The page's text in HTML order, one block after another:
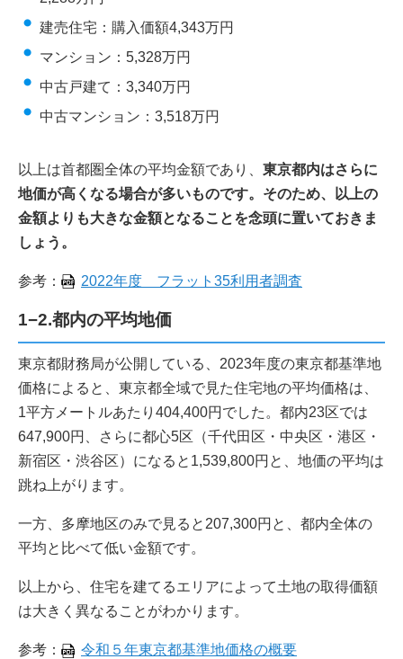
建売住宅：購入価額4,343万円
マンション：5,328万円
中古戸建て：3,340万円
中古マンション：3,518万円
以上は首都圏全体の平均金額であり、 東京都内はさらに
地価が高くなる場合が多いものです。そのため、以上の
金額よりも大きな金額となることを念頭に置いておきま
しょう。
参考： 2022年度 フラット35利用者調査
1−2.都内の平均地価
東京都財務局が公開している、2023年度の東京都基準地
価格によると、東京都全域で見た住宅地の平均価格は、
1平方メートルあたり404,400円でした。都内23区では
647,900円、さらに都心5区（千代田区・中央区・港区・
新宿区・渋谷区）になると1,539,800円と、地価の平均は
跳ね上がります。
一方、多摩地区のみで見ると207,300円と、都内全体の
平均と比べて低い金額です。
以上から、住宅を建てるエリアによって土地の取得価額
は大きく異なることがわかります。
参考： 令和５年東京都基準地価格の概要